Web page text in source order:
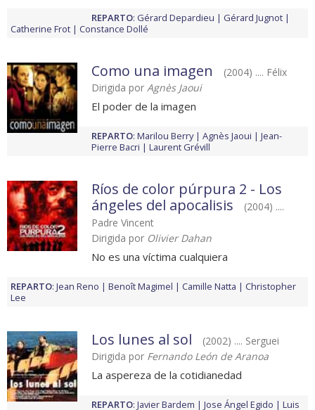
REPARTO: Gérard Depardieu
Gérard Jugnot
Catherine Frot
Constance Dollé
Como una imagen
(2004) .... Félix
Dirigida por Agnès Jaoui
El poder de la imagen
REPARTO: Marilou Berry Agnès Jaoui
Jean-
Pierre Bacri
Laurent Grévill
Ríos de color púrpura 2 - Los
ángeles del apocalisis
(2004) ....
Padre Vincent
Dirigida por Olivier Dahan
No es una víctima cualquiera
REPARTO: Jean Reno Benoît Magimel Camille Natta
Christopher
Lee
Los lunes al sol
(2002) .... Serguei
Dirigida por Fernando León de Aranoa
La aspereza de la cotidianedad
REPARTO: Javier Bardem Jose Ángel Egido
Luis